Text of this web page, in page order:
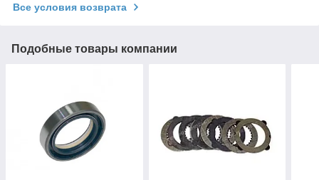
Все условия возврата
Подобные товары компании